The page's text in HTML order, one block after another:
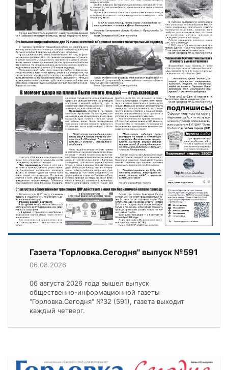
Газета "Горловка.Сегодня" выпуск №591
06.08.2026
06 августа 2026 года вышел выпуск
общественно-информационной газеты
"Горловка.Сегодня" №32 (591), газета выходит
каждый четверг.